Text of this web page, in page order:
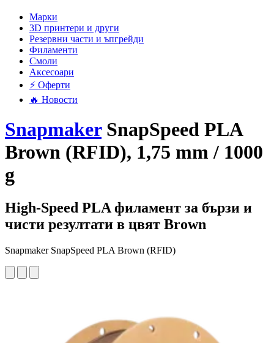
Mарки
3D принтери и други
Резервни части и ъпгрейди
Филаменти
Смоли
Аксесоари
⚡ Оферти
🔥 Новости
SnapmakerSnapSpeed PLA
Brown (RFID), 1,75 mm / 1000
g
High-Speed PLA филамент за бързи и
чисти резултати в цвят Brown
Snapmaker SnapSpeed PLA Brown (RFID)